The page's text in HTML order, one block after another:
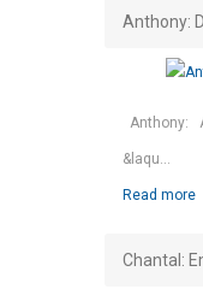
Anthony:
Anthony:
&laqu...
Read more
Chantal: